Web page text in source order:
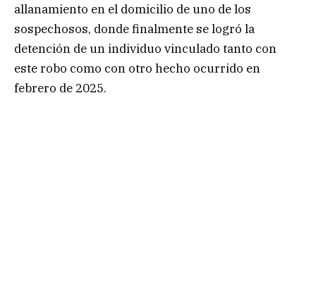
allanamiento en el domicilio de uno de los
sospechosos, donde finalmente se logró la
detención de un individuo vinculado tanto con
este robo como con otro hecho ocurrido en
febrero de 2025.